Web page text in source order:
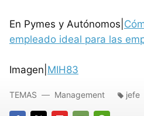
En Pymes y Autónomos|
empleado ideal para las
Imagen| MIH83
TEMAS Management jefe